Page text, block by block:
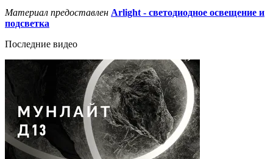
Материал предоставлен Arlight - светодиодное освещение и
подсветка
Последние видео